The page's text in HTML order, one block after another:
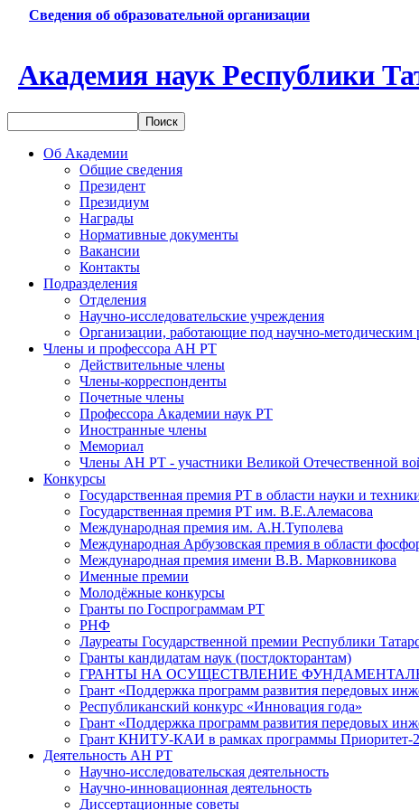
Сведения об образовательной организации
Академия наук Республики
Об Академии
Общие сведения
Президент
Президиум
Награды
Нормативные документы
Вакансии
Контакты
Подразделения
Отделения
Научно-исследовательские учреждения
Организации, работающие под научно-методическим
Члены и профессора АН РТ
Действительные члены
Члены-корреспонденты
Почетные члены
Профессора Академии наук РТ
Иностранные члены
Мемориал
Члены АН РТ - участники Великой Отечественной
Конкурсы
Государственная премия РТ в области науки и
Государственная премия РТ им. В.Е.Алемасова
Международная премия им. А.Н.Туполева
Международная Арбузовская премия в области
Международная премия имени В.В. Марковникова
Именные премии
Молодёжные конкурсы
Гранты по Госпрограммам РТ
РНФ
Лауреаты Государственной премии Республики
Гранты кандидатам наук (постдокторантам)
ГРАНТЫ НА ОСУЩЕСТВЛЕНИЕ
Грант «Поддержка программ развития передовых
Республиканский конкурс «Инновация года»
Грант «Поддержка программ развития передовых
Грант КНИТУ-КАИ в рамках программы Приоритет-
Деятельность АН РТ
Научно-исследовательская деятельность
Научно-инновационная деятельность
Диссертационные советы